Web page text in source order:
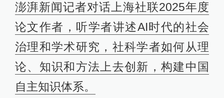
澎湃新闻记者对话上海社联2025年度
论文作者，听学者讲述AI时代的社会
治理和学术研究，社科学者如何从理
论、知识和方法上去创新，构建中国
自主知识体系。